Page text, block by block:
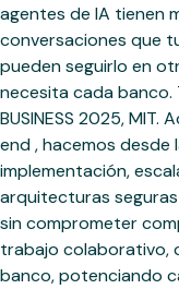
agentes de IA tienen
conversaciones que
pueden seguirlo en
necesita cada banco.
BUSINESS 2025,
end , hacemos desde
implementación,
arquitecturas
sin comprometer
trabajo colaborativo,
banco, potenciando